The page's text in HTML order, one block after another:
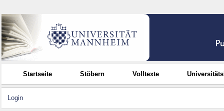
Startseite Stöbern Volltexte
Login